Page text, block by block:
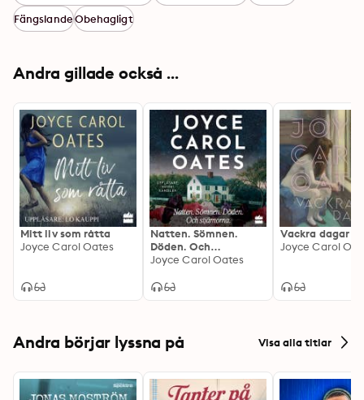
FängslandeObehagligt
Andra gillade också ...
Mitt liv som råtta
Joyce Carol Oates
Natten. Sömnen.
Döden. Och
stjärnorna.
Joyce Carol Oates
Vackra dagar
Joyce Carol
Andra börjar lyssna på Visa alla titlar